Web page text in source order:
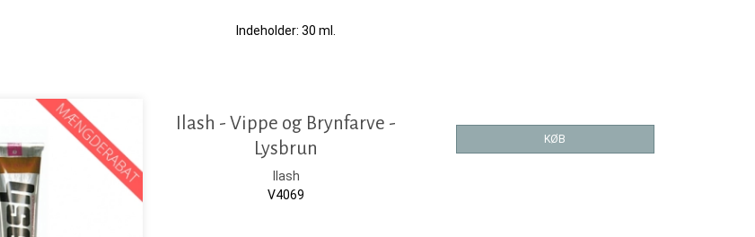
Indeholder: 30 ml.
Ilash - Vippe og Brynfarve -
Lysbrun
Ilash
V4069
KØB